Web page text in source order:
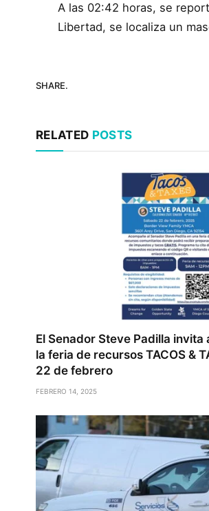
A las 02:42 horas, se
Libertad, se localiza un
SHARE.
RELATED POSTS
El Senador Steve Padilla invita
la feria de recursos TACOS &
22 de febrero
FEBRERO 14, 2025